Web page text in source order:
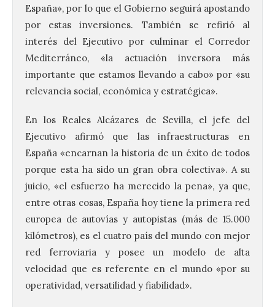
España», por lo que el Gobierno seguirá apostando
por estas inversiones. También se refirió al
interés del Ejecutivo por culminar el Corredor
Mediterráneo, «la actuación inversora más
importante que estamos llevando a cabo» por «su
relevancia social, económica y estratégica».
En los Reales Alcázares de Sevilla, el jefe del
Ejecutivo afirmó que las infraestructuras en
España «encarnan la historia de un éxito de todos
porque esta ha sido un gran obra colectiva». A su
juicio, «el esfuerzo ha merecido la pena», ya que,
entre otras cosas, España hoy tiene la primera red
europea de autovías y autopistas (más de 15.000
kilómetros), es el cuatro país del mundo con mejor
red ferroviaria y posee un modelo de alta
velocidad que es referente en el mundo «por su
operatividad, versatilidad y fiabilidad».